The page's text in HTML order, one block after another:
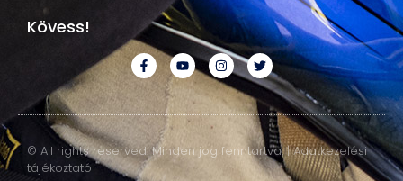
Kövess!
© All rights reserved. Minden jog fenntartva. | Adatkezelési
tájékoztató